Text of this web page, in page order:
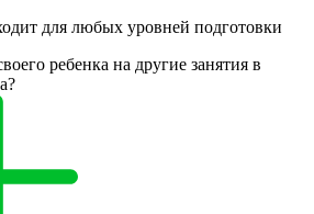
для любых уровней подготовки
ребенка на другие занятия в